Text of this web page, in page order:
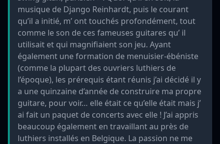
musique de Django Reinhardt, puis le courant
qu’il a initié, m’ ont touchés profondément, tout
comme le son de ces fameuses guitares qu’ il
utilisait et qui magnifiaient son jeu. Ayant
également une formation de menuisier-ébéniste
(comme la plupart des ouvriers luthiers de
l’époque), les prérequis étant réunis j’ai décidé il y
a une quinzaine d’année de construire ma propre
guitare, pour voir… elle était ce qu’elle était mais j’
ai fait un paquet de concerts avec elle ! J’ai appris
beaucoup également en travaillant au près de
luthiers installés en Belgique. La passion ne me